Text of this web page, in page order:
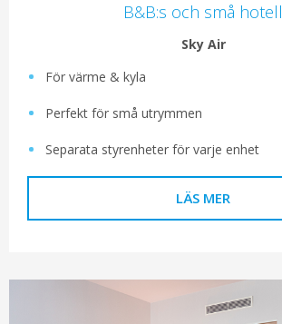
B&B:s och små hotell
Sky Air
För värme & kyla
Perfekt för små utrymmen
Separata styrenheter för varje enhet
LÄS MER